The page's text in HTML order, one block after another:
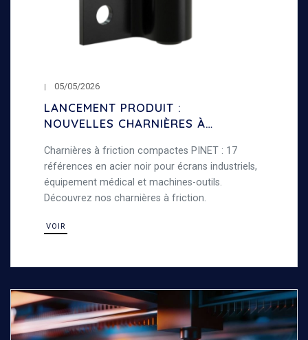
05/05/2026
LANCEMENT PRODUIT :
NOUVELLES CHARNIÈRES À
Charnières à friction compactes PINET : 17
références en acier noir pour écrans industriels,
équipement médical et machines-outils.
Découvrez nos charnières à friction.
VOIR